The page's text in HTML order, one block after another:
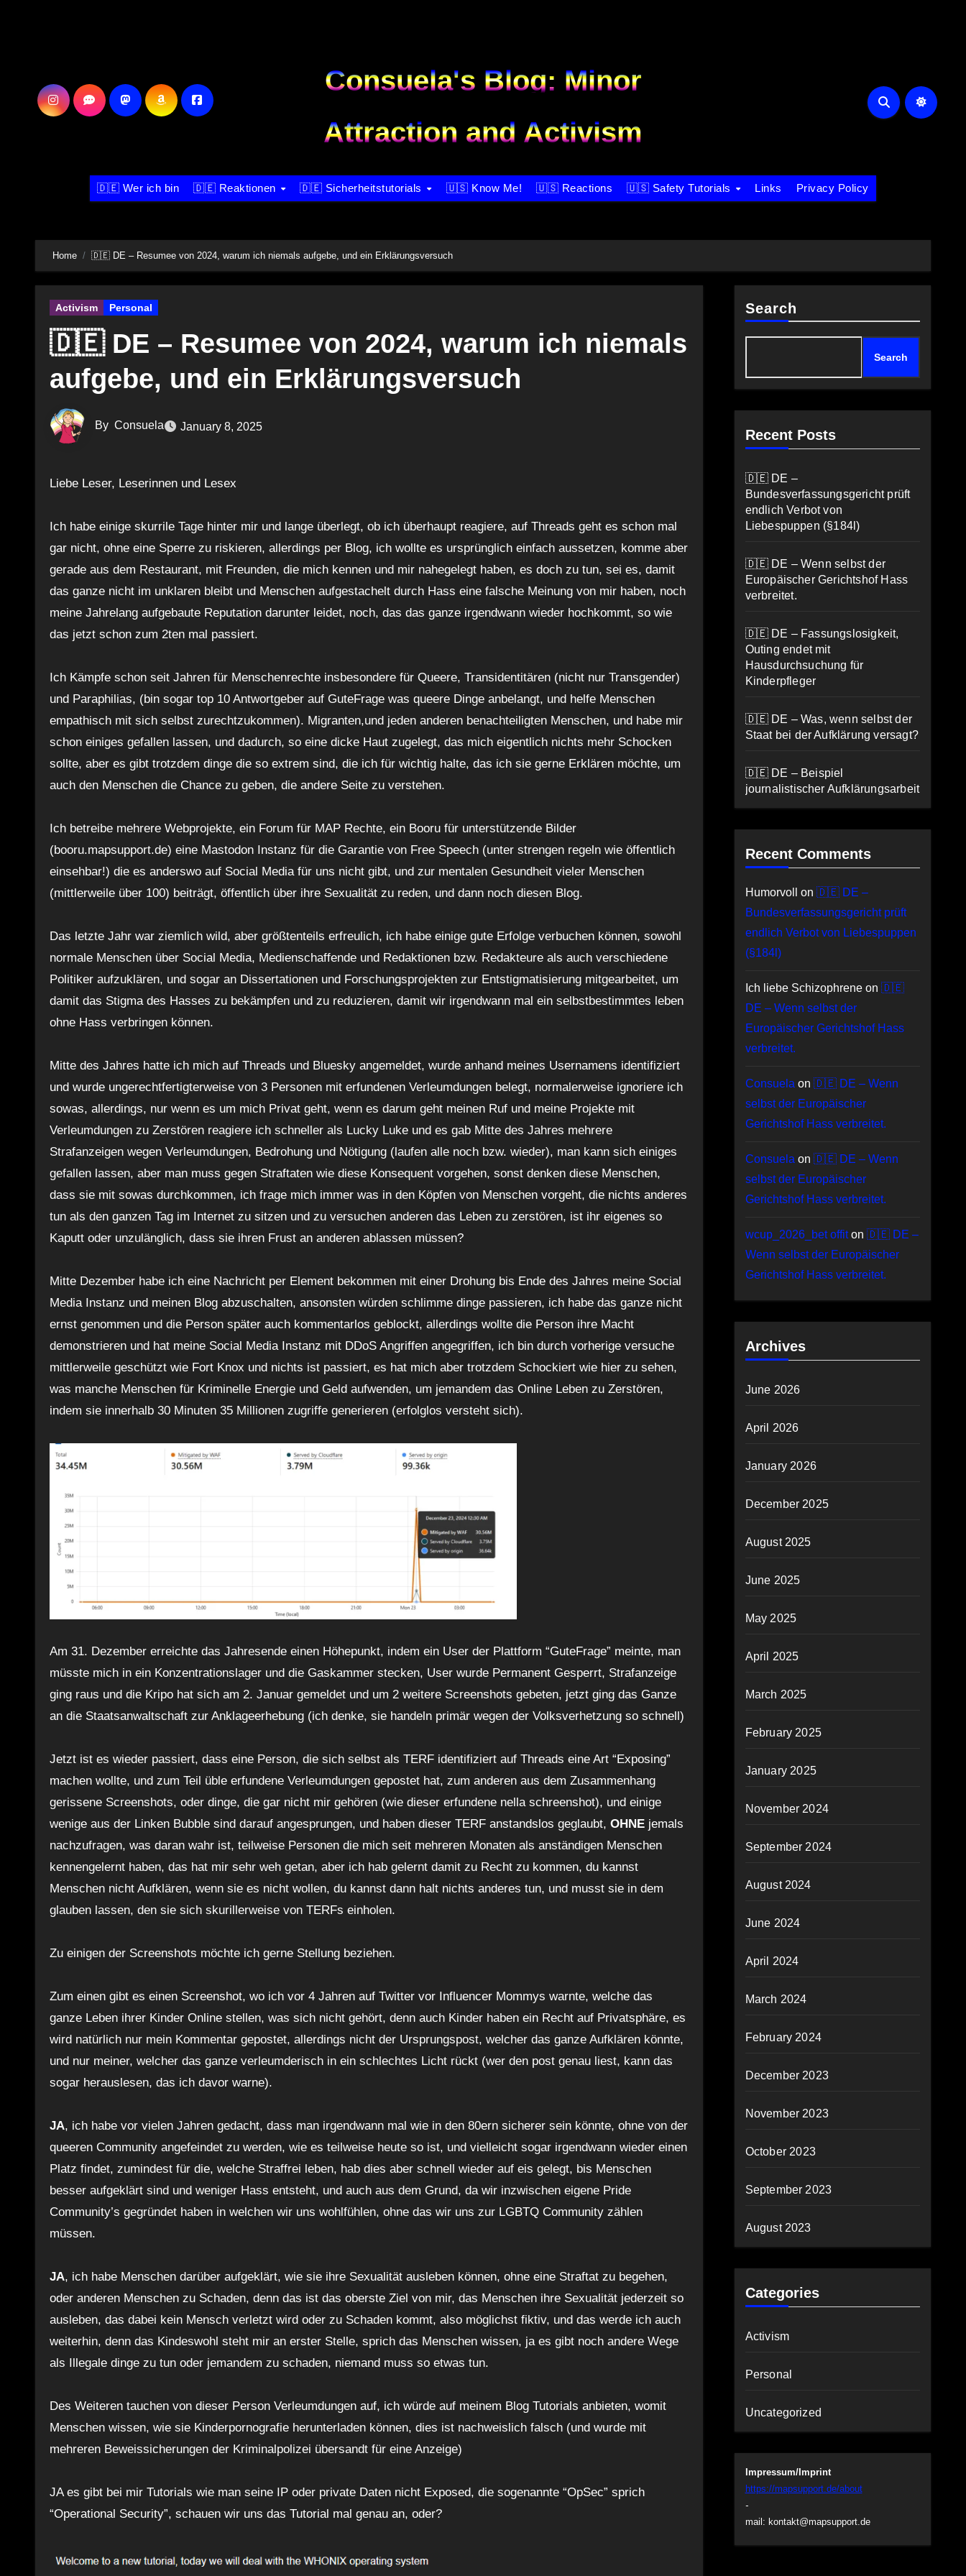
Consuela's Blog: Minor
Attraction and Activism
🇩🇪 Wer ich bin 🇩🇪 Reaktionen 🇩🇪 Sicherheitstutorials 🇺🇸 Know Me! 🇺🇸 Reactions 🇺🇸 Safety Tutorials Links Privacy Policy
Home 🇩🇪 DE – Resumee von 2024, warum ich niemals aufgebe, und ein Erklärungsversuch
Activism Personal
🇩🇪 DE – Resumee von 2024, warum ich niemals
aufgebe, und ein Erklärungsversuch
By Consuela January 8, 2025
Liebe Leser, Leserinnen und Lesex
Ich habe einige skurrile Tage hinter mir und lange überlegt, ob ich überhaupt reagiere, auf Threads geht es schon mal
gar nicht, ohne eine Sperre zu riskieren, allerdings per Blog, ich wollte es ursprünglich einfach aussetzen, komme aber
gerade aus dem Restaurant, mit Freunden, die mich kennen und mir nahegelegt haben, es doch zu tun, sei es, damit
das ganze nicht im unklaren bleibt und Menschen aufgestachelt durch Hass eine falsche Meinung von mir haben, noch
meine Jahrelang aufgebaute Reputation darunter leidet, noch, das das ganze irgendwann wieder hochkommt, so wie
das jetzt schon zum 2ten mal passiert.
Ich Kämpfe schon seit Jahren für Menschenrechte insbesondere für Queere, Transidentitären (nicht nur Transgender)
und Paraphilias, (bin sogar top 10 Antwortgeber auf GuteFrage was queere Dinge anbelangt, und helfe Menschen
empathisch mit sich selbst zurechtzukommen). Migranten,und jeden anderen benachteiligten Menschen, und habe mir
schon einiges gefallen lassen, und dadurch, so eine dicke Haut zugelegt, das mich eigentlich nichts mehr Schocken
sollte, aber es gibt trotzdem dinge die so extrem sind, die ich für wichtig halte, das ich sie gerne Erklären möchte, um
auch den Menschen die Chance zu geben, die andere Seite zu verstehen.
Ich betreibe mehrere Webprojekte, ein Forum für MAP Rechte, ein Booru für unterstützende Bilder
(booru.mapsupport.de) eine Mastodon Instanz für die Garantie von Free Speech (unter strengen regeln wie öffentlich
einsehbar!) die es anderswo auf Social Media für uns nicht gibt, und zur mentalen Gesundheit vieler Menschen
(mittlerweile über 100) beiträgt, öffentlich über ihre Sexualität zu reden, und dann noch diesen Blog.
Das letzte Jahr war ziemlich wild, aber größtenteils erfreulich, ich habe einige gute Erfolge verbuchen können, sowohl
normale Menschen über Social Media, Medienschaffende und Redaktionen bzw. Redakteure als auch verschiedene
Politiker aufzuklären, und sogar an Dissertationen und Forschungsprojekten zur Entstigmatisierung mitgearbeitet, um
damit das Stigma des Hasses zu bekämpfen und zu reduzieren, damit wir irgendwann mal ein selbstbestimmtes leben
ohne Hass verbringen können.
Mitte des Jahres hatte ich mich auf Threads und Bluesky angemeldet, wurde anhand meines Usernamens identifiziert
und wurde ungerechtfertigterweise von 3 Personen mit erfundenen Verleumdungen belegt, normalerweise ignoriere ich
sowas, allerdings, nur wenn es um mich Privat geht, wenn es darum geht meinen Ruf und meine Projekte mit
Verleumdungen zu Zerstören reagiere ich schneller als Lucky Luke und es gab Mitte des Jahres mehrere
Strafanzeigen wegen Verleumdungen, Bedrohung und Nötigung (laufen alle noch bzw. wieder), man kann sich einiges
gefallen lassen, aber man muss gegen Straftaten wie diese Konsequent vorgehen, sonst denken diese Menschen,
dass sie mit sowas durchkommen, ich frage mich immer was in den Köpfen von Menschen vorgeht, die nichts anderes
tun als den ganzen Tag im Internet zu sitzen und zu versuchen anderen das Leben zu zerstören, ist ihr eigenes so
Kaputt oder unzulänglich, dass sie ihren Frust an anderen ablassen müssen?
Mitte Dezember habe ich eine Nachricht per Element bekommen mit einer Drohung bis Ende des Jahres meine Social
Media Instanz und meinen Blog abzuschalten, ansonsten würden schlimme dinge passieren, ich habe das ganze nicht
ernst genommen und die Person später auch kommentarlos geblockt, allerdings wollte die Person ihre Macht
demonstrieren und hat meine Social Media Instanz mit DDoS Angriffen angegriffen, ich bin durch vorherige versuche
mittlerweile geschützt wie Fort Knox und nichts ist passiert, es hat mich aber trotzdem Schockiert wie hier zu sehen,
was manche Menschen für Kriminelle Energie und Geld aufwenden, um jemandem das Online Leben zu Zerstören,
indem sie innerhalb 30 Minuten 35 Millionen zugriffe generieren (erfolglos versteht sich).
Am 31. Dezember erreichte das Jahresende einen Höhepunkt, indem ein User der Plattform “GuteFrage” meinte, man
müsste mich in ein Konzentrationslager und die Gaskammer stecken, User wurde Permanent Gesperrt, Strafanzeige
ging raus und die Kripo hat sich am 2. Januar gemeldet und um 2 weitere Screenshots gebeten, jetzt ging das Ganze
an die Staatsanwaltschaft zur Anklageerhebung (ich denke, sie handeln primär wegen der Volksverhetzung so schnell)
Jetzt ist es wieder passiert, dass eine Person, die sich selbst als TERF identifiziert auf Threads eine Art “Exposing”
machen wollte, und zum Teil üble erfundene Verleumdungen gepostet hat, zum anderen aus dem Zusammenhang
gerissene Screenshots, oder dinge, die gar nicht mir gehören (wie dieser erfundene nella schreenshot), und einige
wenige aus der Linken Bubble sind darauf angesprungen, und haben dieser TERF anstandslos geglaubt, OHNE jemals
nachzufragen, was daran wahr ist, teilweise Personen die mich seit mehreren Monaten als anständigen Menschen
kennengelernt haben, das hat mir sehr weh getan, aber ich hab gelernt damit zu Recht zu kommen, du kannst
Menschen nicht Aufklären, wenn sie es nicht wollen, du kannst dann halt nichts anderes tun, und musst sie in dem
glauben lassen, den sie sich skurillerweise von TERFs einholen.
Zu einigen der Screenshots möchte ich gerne Stellung beziehen.
Zum einen gibt es einen Screenshot, wo ich vor 4 Jahren auf Twitter vor Influencer Mommys warnte, welche das
ganze Leben ihrer Kinder Online stellen, was sich nicht gehört, denn auch Kinder haben ein Recht auf Privatsphäre, es
wird natürlich nur mein Kommentar gepostet, allerdings nicht der Ursprungspost, welcher das ganze Aufklären könnte,
und nur meiner, welcher das ganze verleumderisch in ein schlechtes Licht rückt (wer den post genau liest, kann das
sogar herauslesen, das ich davor warne).
JA, ich habe vor vielen Jahren gedacht, dass man irgendwann mal wie in den 80ern sicherer sein könnte, ohne von der
queeren Community angefeindet zu werden, wie es teilweise heute so ist, und vielleicht sogar irgendwann wieder einen
Platz findet, zumindest für die, welche Straffrei leben, hab dies aber schnell wieder auf eis gelegt, bis Menschen
besser aufgeklärt sind und weniger Hass entsteht, und auch aus dem Grund, da wir inzwischen eigene Pride
Community’s gegründet haben in welchen wir uns wohlfühlen, ohne das wir uns zur LGBTQ Community zählen
müssen.
JA, ich habe Menschen darüber aufgeklärt, wie sie ihre Sexualität ausleben können, ohne eine Straftat zu begehen,
oder anderen Menschen zu Schaden, denn das ist das oberste Ziel von mir, das Menschen ihre Sexualität jederzeit so
ausleben, das dabei kein Mensch verletzt wird oder zu Schaden kommt, also möglichst fiktiv, und das werde ich auch
weiterhin, denn das Kindeswohl steht mir an erster Stelle, sprich das Menschen wissen, ja es gibt noch andere Wege
als Illegale dinge zu tun oder jemandem zu schaden, niemand muss so etwas tun.
Des Weiteren tauchen von dieser Person Verleumdungen auf, ich würde auf meinem Blog Tutorials anbieten, womit
Menschen wissen, wie sie Kinderpornografie herunterladen können, dies ist nachweislich falsch (und wurde mit
mehreren Beweissicherungen der Kriminalpolizei übersandt für eine Anzeige)
JA es gibt bei mir Tutorials wie man seine IP oder private Daten nicht Exposed, die sogenannte “OpSec” sprich
“Operational Security”, schauen wir uns das Tutorial mal genau an, oder?
Search
Search
Recent Posts
🇩🇪 DE –
Bundesverfassungsgericht prüft
endlich Verbot von
Liebespuppen (§184l)
🇩🇪 DE – Wenn selbst der
Europäischer Gerichtshof Hass
verbreitet.
🇩🇪 DE – Fassungslosigkeit,
Outing endet mit
Hausdurchsuchung für
Kinderpfleger
🇩🇪 DE – Was, wenn selbst der
Staat bei der Aufklärung versagt?
🇩🇪 DE – Beispiel
journalistischer Aufklärungsarbeit
Recent Comments
Humorvoll on 🇩🇪 DE –
Bundesverfassungsgericht prüft
endlich Verbot von Liebespuppen
(§184l)
Ich liebe Schizophreneon 🇩🇪
DE – Wenn selbst der
Europäischer Gerichtshof Hass
verbreitet.
Consuela on 🇩🇪 DE – Wenn
selbst der Europäischer
Gerichtshof Hass verbreitet.
Consuela on 🇩🇪 DE – Wenn
selbst der Europäischer
Gerichtshof Hass verbreitet.
wcup_2026_bet offiton 🇩🇪 DE –
Wenn selbst der Europäischer
Gerichtshof Hass verbreitet.
Archives
June 2026
April 2026
January 2026
December 2025
August 2025
June 2025
May 2025
April 2025
March 2025
February 2025
January 2025
November 2024
September 2024
August 2024
June 2024
April 2024
March 2024
February 2024
December 2023
November 2023
October 2023
September 2023
August 2023
Categories
Activism
Personal
Uncategorized
Impressum/Imprint
https://mapsupport.de/about
-
mail: kontakt@mapsupport.de